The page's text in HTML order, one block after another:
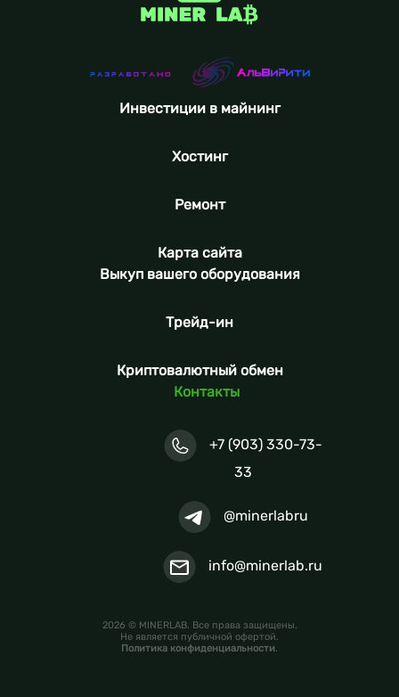
Инвестиции в майнинг
Хостинг
Ремонт
Карта сайта
Выкуп вашего оборудования
Трейд-ин
Криптовалютный обмен
Контакты
+7 (903) 330-73-
33
@minerlabru
info@minerlab.ru
2026 © MINERLAB. Все права защищены.
Не является публичной офертой.
Политика конфиденциальности.